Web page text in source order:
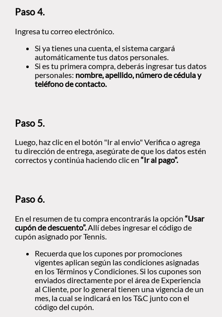
Paso 4.
Ingresa tu correo electrónico.
Si ya tienes una cuenta, el sistema cargará
automáticamente tus datos personales.
Si es tu primera compra, deberás ingresar tus datos
personales: nombre, apellido, número de cédula y
teléfono de contacto.
Paso 5.
Luego, haz clic en el botón "Ir al envio" Verifica o agrega
tu dirección de entrega, asegúrate de que los datos estén
correctos y continúa haciendo clic en “Ir al pago”.
Paso 6.
En el resumen de tu compra encontrarás la opción “Usar
cupón de descuento”.Allí debes ingresar el código de
cupón asignado por Tennis.
Recuerda que los cupones por promociones
vigentes aplican según las condiciones asignadas
en los Términos y Condiciones. Si los cupones son
enviados directamente por el área de Experiencia
al Cliente, por lo general tienen una vigencia de un
mes, la cual se indicará en los T&C junto con el
código del cupón.